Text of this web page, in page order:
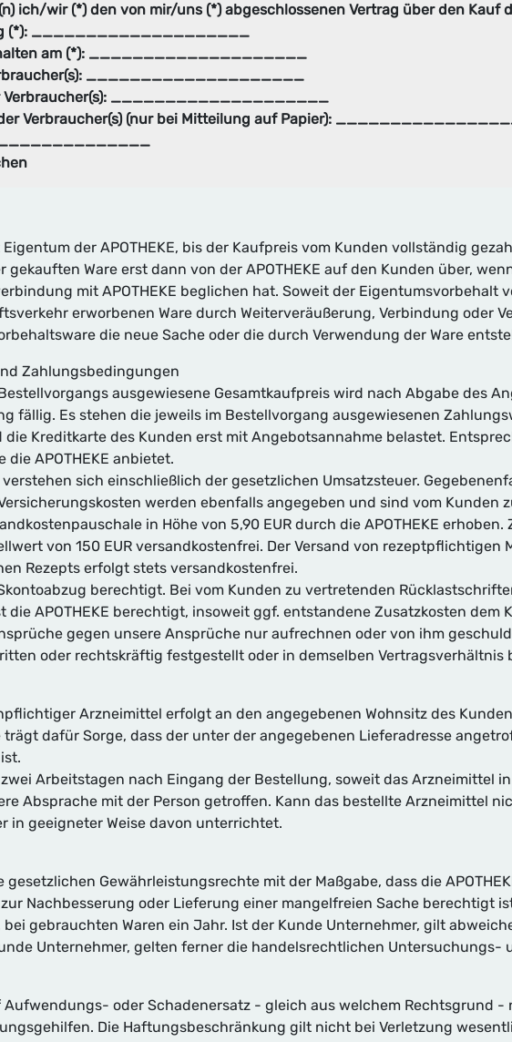
ich/wir (*) den von mir/uns (*) abgeschlossenen Vertrag über den Kauf
(*): ____________________
am (*): ____________________
____________________
Verbraucher(s): ____________________
Verbraucher(s) (nur bei Mitteilung auf Papier):
der APOTHEKE, bis der Kaufpreis vom Kunden vollständig
gekauften Ware erst dann von der APOTHEKE auf den Kunden über,
mit APOTHEKE beglichen hat. Soweit der Eigentumsvorbehalt
erworbenen Ware durch Weiterveräußerung, Verbindung oder
die neue Sache oder die durch Verwendung der Ware
Zahlungsbedingungen
ausgewiesene Gesamtkaufpreis wird nach Abgabe des
fällig. Es stehen die jeweils im Bestellvorgang ausgewiesenen
Kreditkarte des Kunden erst mit Angebotsannahme belastet.
APOTHEKE anbietet.
sich einschließlich der gesetzlichen Umsatzsteuer.
werden ebenfalls angegeben und sind vom Kunden
in Höhe von 5,90 EUR durch die APOTHEKE
von 150 EUR versandkostenfrei. Der Versand von
Rezepts erfolgt stets versandkostenfrei.
berechtigt. Bei vom Kunden zu vertretenden
die APOTHEKE berechtigt, insoweit ggf. entstandene Zusatzkosten dem
gegen unsere Ansprüche nur aufrechnen oder von ihm
oder rechtskräftig festgestellt oder in demselben Vertragsverhältnis
Arzneimittel erfolgt an den angegebenen Wohnsitz des
trägt dafür Sorge, dass der unter der angegebenen Lieferadresse
Arbeitstagen nach Eingang der Bestellung, soweit das Arzneimittel
Absprache mit der Person getroffen. Kann das bestellte Arzneimittel
in geeigneter Weise davon unterrichtet.
gesetzlichen Gewährleistungsrechte mit der Maßgabe, dass die
Nachbesserung oder Lieferung einer mangelfreien Sache berechtigt
bei gebrauchten Waren ein Jahr. Ist der Kunde Unternehmer, gilt
Unternehmer, gelten ferner die handelsrechtlichen
Aufwendungs- oder Schadenersatz - gleich aus welchem Rechtsgrund -
Die Haftungsbeschränkung gilt nicht bei Verletzung